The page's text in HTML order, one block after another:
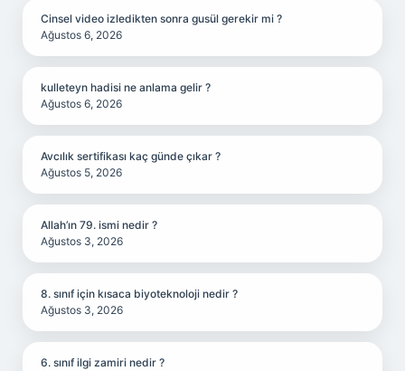
Cinsel video izledikten sonra gusül gerekir mi ?
Ağustos 6, 2026
kulleteyn hadisi ne anlama gelir ?
Ağustos 6, 2026
Avcılık sertifikası kaç günde çıkar ?
Ağustos 5, 2026
Allah’ın 79. ismi nedir ?
Ağustos 3, 2026
8. sınıf için kısaca biyoteknoloji nedir ?
Ağustos 3, 2026
6. sınıf ilgi zamiri nedir ?